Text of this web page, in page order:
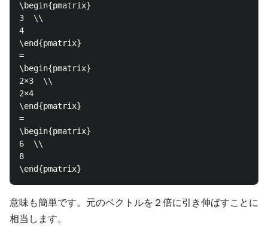
\begin{pmatrix}
3  \\
4
\end{pmatrix}
=
\begin{pmatrix}
2×3  \\
2×4
\end{pmatrix}
=
\begin{pmatrix}
6  \\
8
意味も簡単です。元のベクトルを２倍に引き伸ばすことに
相当します。